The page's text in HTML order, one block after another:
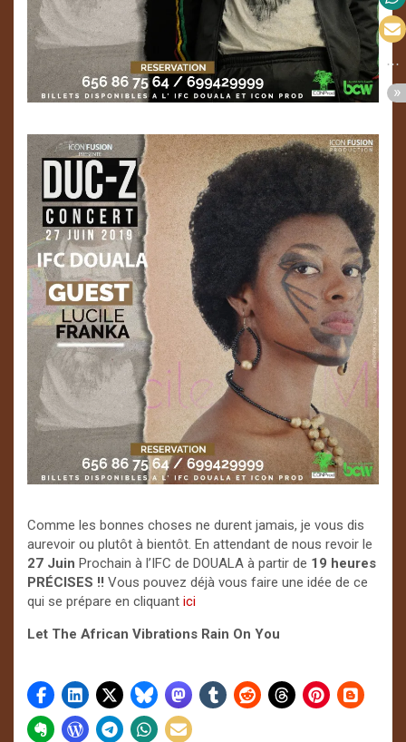
Comme les bonnes choses ne durent jamais, je vous dis
aurevoir ou plutôt à bientôt. En attendant de nous revoir le
27 Juin Prochain à l’IFC de DOUALA à partir de 19 heures
PRÉCISES !! Vous pouvez déjà vous faire une idée de ce
qui se prépare en cliquant ici
Let The African Vibrations Rain On You